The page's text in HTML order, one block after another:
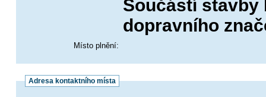
Součástí stavby
dopravního
Místo plnění:
Adresa kontaktního místa